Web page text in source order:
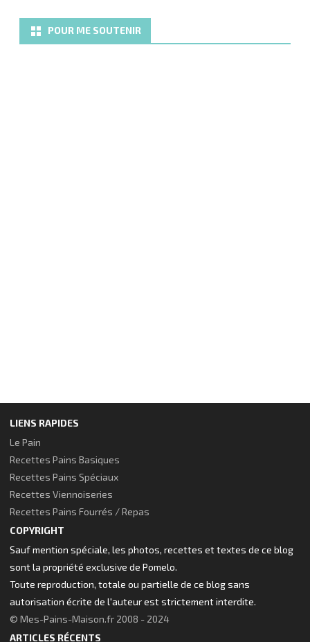
POUR ME SOUTENIR
LIENS RAPIDES
Le Pain
Recettes Pains Basiques
Recettes Pains Spéciaux
Recettes Viennoiseries
Recettes Pains Fourrés / Repas
COPYRIGHT
Sauf mention spéciale, les photos, recettes et textes de ce blog
sont la propriété exclusive de Pomelo.
Toute reproduction, totale ou partielle de ce blog sans
autorisation écrite de l'auteur est strictement interdite.
© Mes-Pains-Maison.fr 2008 - 2024
ARTICLES RÉCENTS